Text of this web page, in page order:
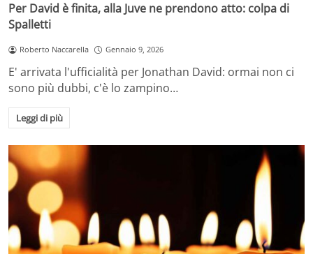
Per David è finita, alla Juve ne prendono atto: colpa di
Spalletti
Roberto Naccarella Gennaio 9, 2026
E' arrivata l'ufficialità per Jonathan David: ormai non ci
sono più dubbi, c'è lo zampino…
Leggi di più